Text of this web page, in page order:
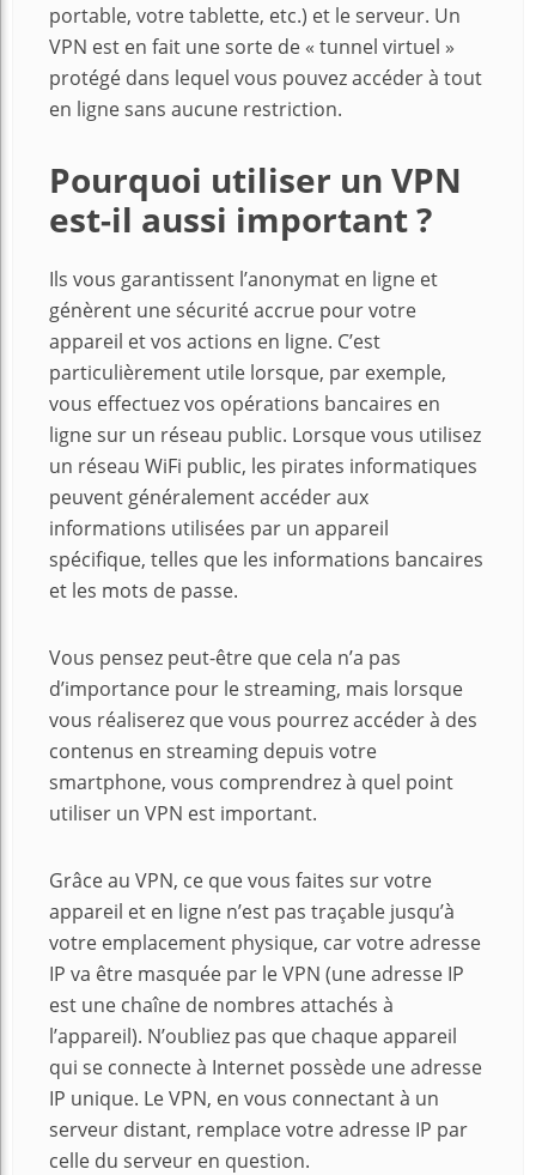
portable, votre tablette, etc.) et le serveur. Un
VPN est en fait une sorte de « tunnel virtuel »
protégé dans lequel vous pouvez accéder à tout
en ligne sans aucune restriction.
Pourquoi utiliser un VPN
est-il aussi important ?
Ils vous garantissent l’anonymat en ligne et
génèrent une sécurité accrue pour votre
appareil et vos actions en ligne. C’est
particulièrement utile lorsque, par exemple,
vous effectuez vos opérations bancaires en
ligne sur un réseau public. Lorsque vous utilisez
un réseau WiFi public, les pirates informatiques
peuvent généralement accéder aux
informations utilisées par un appareil
spécifique, telles que les informations bancaires
et les mots de passe.
Vous pensez peut-être que cela n’a pas
d’importance pour le streaming, mais lorsque
vous réaliserez que vous pourrez accéder à des
contenus en streaming depuis votre
smartphone, vous comprendrez à quel point
utiliser un VPN est important.
Grâce au VPN, ce que vous faites sur votre
appareil et en ligne n’est pas traçable jusqu’à
votre emplacement physique, car votre adresse
IP va être masquée par le VPN (une adresse IP
est une chaîne de nombres attachés à
l’appareil). N’oubliez pas que chaque appareil
qui se connecte à Internet possède une adresse
IP unique. Le VPN, en vous connectant à un
serveur distant, remplace votre adresse IP par
celle du serveur en question.